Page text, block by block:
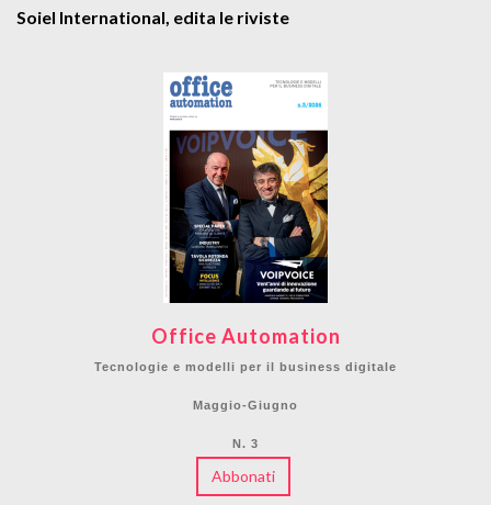
Soiel International, edita le riviste
Office Automation
Tecnologie e modelli per il business digitale
Maggio-Giugno
N. 3
Abbonati